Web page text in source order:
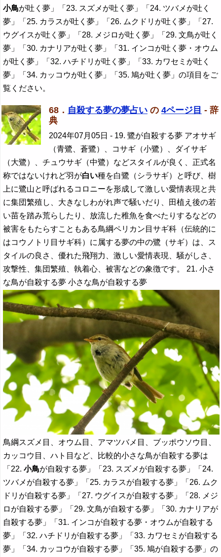
小鳥が吐く夢」「23. スズメが吐く夢」「24. ツバメが吐く
夢」「25. カラスが吐く夢」「26. ムクドリが吐く夢」「27.
ウグイスが吐く夢」「28. メジロが吐く夢」「29. 文鳥が吐く
夢」「30. カナリアが吐く夢」「31. インコが吐く夢・オウム
が吐く夢」「32. ハチドリが吐く夢」「33. カワセミが吐く
夢」「34. カッコウが吐く夢」「35. 鳩が吐く夢」の項目をご
覧ください。
68． 自殺する夢の夢占い の 4ページ目 - 辞
典
2024年07月05日 - 19. 鷺が自殺する夢 アオサギ
（青鷺、蒼鷺）、コサギ（小鷺）、ダイサギ
（大鷺）、チュウサギ（中鷺）などスタイルが良く、正式名
称ではないけれど羽が白い種を白鷺（シラサギ）と呼び、樹
上に鷺山と呼ばれるコロニーを形成して激しい愛情表現と共
に集団繁殖し、大きなしわがれ声で騒いだり、田植え後の若
い苗を踏み荒らしたり、放流した稚魚を食べたりするなどの
被害をもたらすこともある鳥綱ペリカン目サギ科（伝統的に
はコウノトリ目サギ科）に属する夢の中の鷺（サギ）は、ス
タイルの良さ、優れた飛翔力、激しい愛情表現、騒がしさ、
攻撃性、集団繁殖、執着心、被害などの象徴です。 21. 小さ
な鳥が自殺する夢 小さな鳥が自殺する夢
鳥綱スズメ目、オウム目、アマツバメ目、ブッポウソウ目、
カッコウ目、ハト目など、比較的小さな鳥が自殺する夢は
「22.小鳥が自殺する夢」「23. スズメが自殺する夢」「24.
ツバメが自殺する夢」「25. カラスが自殺する夢」「26. ムク
ドリが自殺する夢」「27. ウグイスが自殺する夢」「28. メジ
ロが自殺する夢」「29. 文鳥が自殺する夢」「30. カナリアが
自殺する夢」「31. インコが自殺する夢・オウムが自殺する
夢」「32. ハチドリが自殺する夢」「33. カワセミが自殺する
夢」「34. カッコウが自殺する夢」「35. 鳩が自殺する夢」の